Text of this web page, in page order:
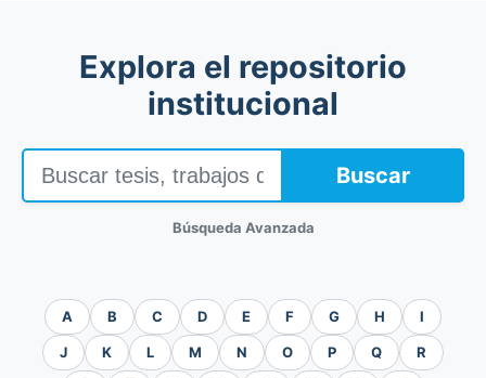
Explora el repositorio
institucional
Buscar
Búsqueda Avanzada
A B C D E F G H I
J K L M N O P Q R